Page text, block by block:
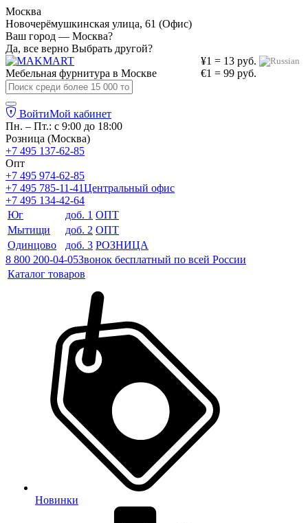
Москва
Новочерёмушкинская улица, 61 (Офис)
Ваш город — Москва?
Да, все верно Выбрать другой?
¥1 = 13 руб.
€1 = 99 руб.
Мебельная фурнитура в Москве
ВойтиМой кабинет
Пн. – Пт.: с 9:00 до 18:00
Розница (Москва)
+7 495 137-62-85
Опт
+7 495 974-62-85
+7 495 785-11-41Центральный офис
+7 495 134-42-64
Юг
доб. 1 ОПТ
Мытищи
доб. 2 ОПТ
Одинцово
доб. 3 РОЗНИЦА
8 800 200-04-05Звонок бесплатный по всей России
Каталог товаров
Новинки